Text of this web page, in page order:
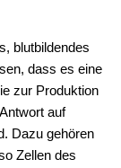
blutbildendes
dass es eine
zur Produktion
auf
Dazu gehören
Zellen des